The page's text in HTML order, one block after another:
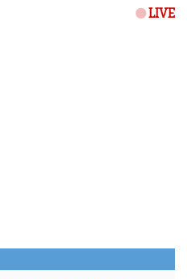
LIVE